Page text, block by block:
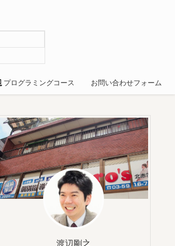
プログラミングコース お問い合わせフォーム
渡辺剛之